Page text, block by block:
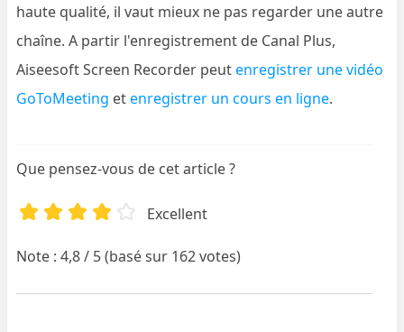
haute qualité, il vaut mieux ne pas regarder une autre
chaîne. A partir l'enregistrement de Canal Plus,
Aiseesoft Screen Recorder peutenregistrer une vidéo
GoToMeeting etenregistrer un cours en ligne.
Que pensez-vous de cet article ?
Excellent
Note : 4,8 / 5 (basé sur 162 votes)